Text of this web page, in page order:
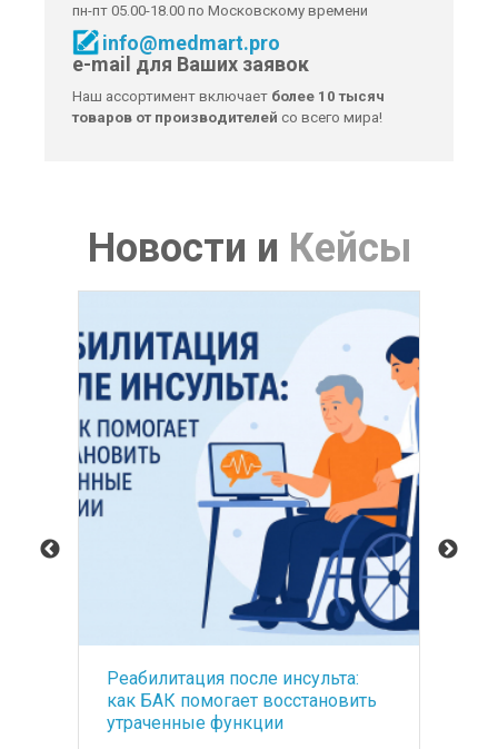
пн-пт 05.00-18.00 по Московскому времени
info@medmart.pro
e-mail для Ваших заявок
Наш ассортимент включает более 10 тысяч
товаров от производителей со всего мира!
Новости и Кейсы
Реабилитация после инсульта:
как БАК помогает восстановить
утраченные функции